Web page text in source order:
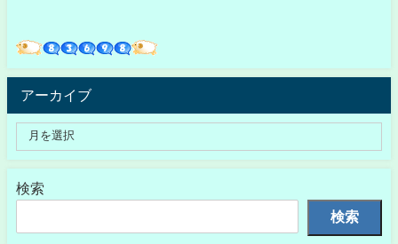
アーカイブ
検索
検索